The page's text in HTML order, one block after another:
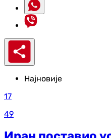
Најновије
17
49